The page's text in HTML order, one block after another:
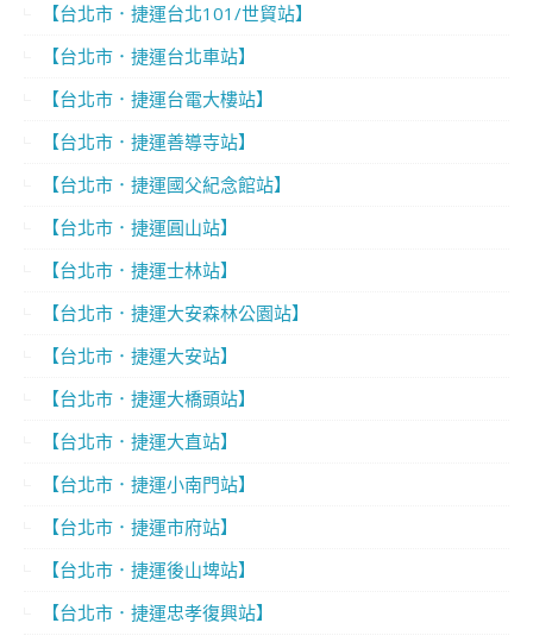
【台北市．捷運台北101/世貿站】
【台北市．捷運台北車站】
【台北市．捷運台電大樓站】
【台北市．捷運善導寺站】
【台北市．捷運國父紀念館站】
【台北市．捷運圓山站】
【台北市．捷運士林站】
【台北市．捷運大安森林公園站】
【台北市．捷運大安站】
【台北市．捷運大橋頭站】
【台北市．捷運大直站】
【台北市．捷運小南門站】
【台北市．捷運市府站】
【台北市．捷運後山埤站】
【台北市．捷運忠孝復興站】